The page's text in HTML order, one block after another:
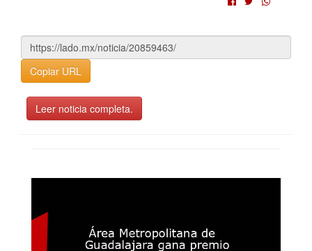
Copiar URL
Leer noticia completa.